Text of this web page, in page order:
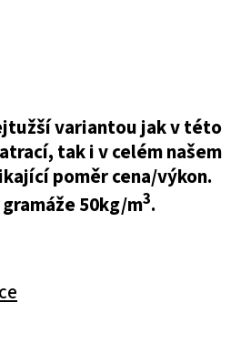
variantou jak v této
tak i v celém našem
poměr cena/výkon.
50kg/m3.